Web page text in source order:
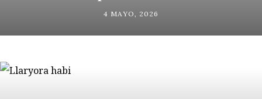
4 MAYO, 2026